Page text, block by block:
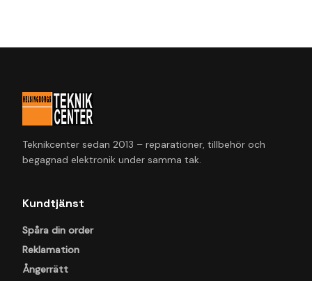
Teknikcenter sedan 2013 – reparationer, tillbehör och
begagnad elektronik under samma tak.
Kundtjänst
Spåra din order
Reklamation
Ångerrätt